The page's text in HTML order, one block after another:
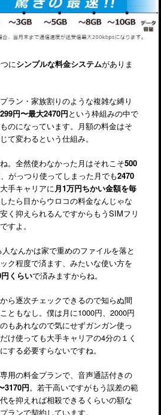
にシンプルな料金システムがありま
ラン・家族割りのような複雑な縛り
円〜最大2470円という枠組みの中で
のになっています。月額の料金はそ
て変わるという仕組み。
。全然使わなかった月はそれこそ500
がっつり使ってしまった月でも2470
手キャリアに月1万円ちかい金額を毎
たら目からウロコの料金なんじゃな
く抑えられるんですからもうSIMフリ
すよ。
なんかは家で重めのファイルを落と
ク程度で済ます、みたいな使い方を
くらいで済みますからね。
ら逐次チェックできるので知らぬ間
ともなし。僕は月に1000円、2000円
もあれなので気にせずガンガン使っ
け使っても大手キャリアの4分の１く
する必要すらないですね。
用の料金プランで、音声通話付きの
3170円。若干高いですがもう誤差の範
を抑えれば相殺できるくらいの額な
ランで契約しています。